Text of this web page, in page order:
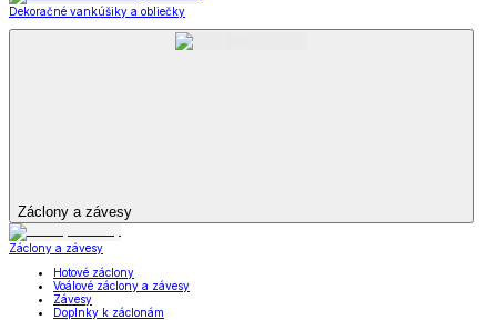
Dekoračné vankúšiky a obliečky
Záclony a závesy
Záclony a závesy
Hotové záclony
Voálové záclony a závesy
Závesy
Doplnky k záclonám